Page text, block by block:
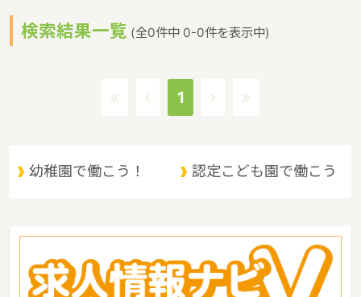
で、東京など近郊から筑波山にやってくる人も多いというような特
徴があるエリアです。保育士修学資金等貸付制度、未就学児保育料
人口は2897644人（2017/5/1現在）です。茨城県内には、保育所
6.0万円（2017年10月賃貸住宅 D-room調べ）
検索結果一覧 (全0件中 0-0件を表示中)
1
幼稚園で働こう！ 認定こども園で働こう